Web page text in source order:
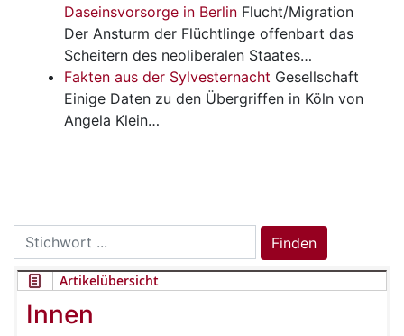
Daseinsvorsorge in Berlin Flucht/Migration
Der Ansturm der Flüchtlinge offenbart das
Scheitern des neoliberalen Staates…
Fakten aus der Sylvesternacht Gesellschaft
Einige Daten zu den Übergriffen in Köln von
Angela Klein…
Search
for:
Finden
Artikelübersicht
Innen